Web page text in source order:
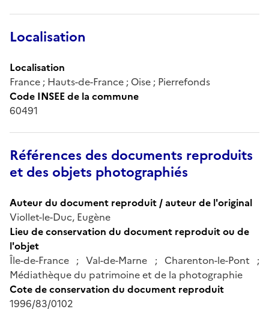
Localisation
Localisation
France ; Hauts-de-France ; Oise ; Pierrefonds
Code INSEE de la commune
60491
Références des documents reproduits
et des objets photographiés
Auteur du document reproduit / auteur de l'original
Viollet-le-Duc, Eugène
Lieu de conservation du document reproduit ou de
l'objet
Île-de-France ; Val-de-Marne ; Charenton-le-Pont ;
Médiathèque du patrimoine et de la photographie
Cote de conservation du document reproduit
1996/83/0102